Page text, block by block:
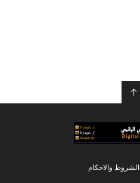
↑
الشروط والاحكام